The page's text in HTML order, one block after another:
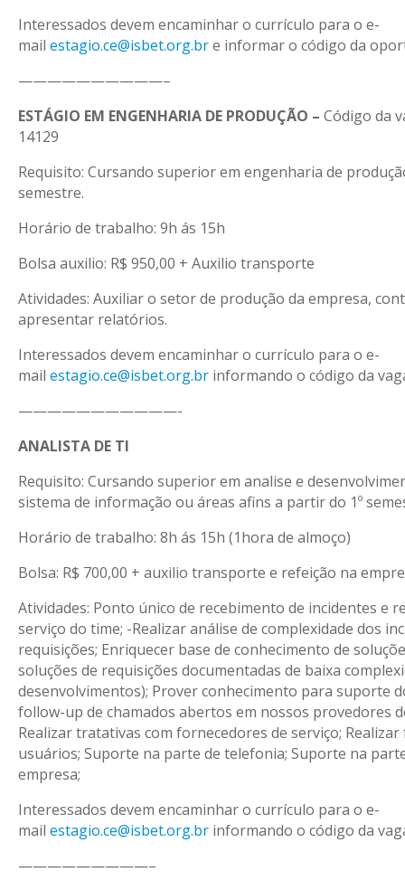
Interessados devem encaminhar o currículo para o e-
mail estagio.ce@isbet.org.bre informar o código da
——————————–
ESTÁGIO EM ENGENHARIA DE PRODUÇÃO – Código da
14129
Requisito: Cursando superior em engenharia de
semestre.
Horário de trabalho: 9h ás 15h
Bolsa auxilio: R$ 950,00 + Auxilio transporte
Atividades: Auxiliar o setor de produção da empresa,
apresentar relatórios.
Interessados devem encaminhar o currículo para o e-
mail estagio.ce@isbet.org.br informando o código da
———————————-
ANALISTA DE TI
Requisito: Cursando superior em analise e
sistema de informação ou áreas afins a partir do 1º
Horário de trabalho: 8h ás 15h (1hora de almoço)
Bolsa: R$ 700,00 + auxilio transporte e refeição na
Atividades: Ponto único de recebimento de incidentes e
serviço do time; -Realizar análise de complexidade dos
requisições; Enriquecer base de conhecimento de
soluções de requisições documentadas de baixa
desenvolvimentos); Prover conhecimento para suporte
follow-up de chamados abertos em nossos provedores
Realizar tratativas com fornecedores de serviço;
usuários; Suporte na parte de telefonia; Suporte na
empresa;
Interessados devem encaminhar o currículo para o e-
mail estagio.ce@isbet.org.br informando o código da
—————————–